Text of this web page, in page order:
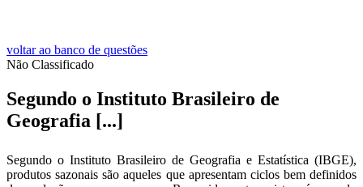
voltar ao banco de questões
Não Classificado
Segundo o Instituto Brasileiro de
Geografia [...]
Segundo o Instituto Brasileiro de Geografia e Estatística (IBGE),
produtos sazonais são aqueles que apresentam ciclos bem definidos